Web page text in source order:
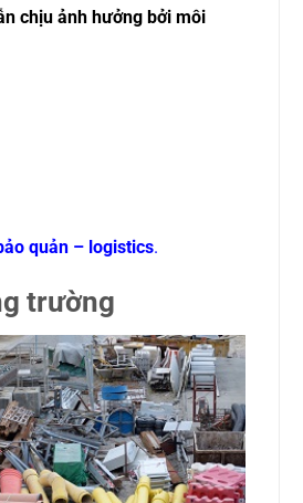
chịu ảnh hưởng bởi môi
quản – logistics.
trường